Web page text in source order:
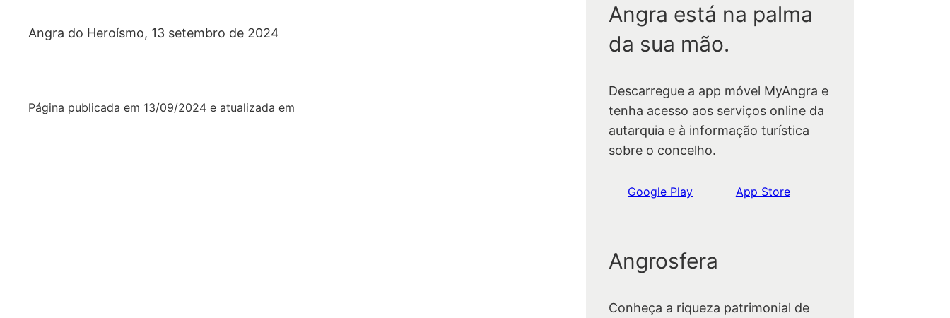
Angra do Heroísmo, 13 setembro de 2024
Página publicada em 13/09/2024 e atualizada em
Angra está na palma
da sua mão.
Descarregue a app móvel MyAngra e
tenha acesso aos serviços online da
autarquia e à informação turística
sobre o concelho.
Google Play App Store
Angrosfera
Conheça a riqueza patrimonial de